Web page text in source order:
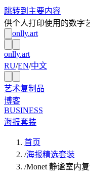
跳转到主要内容
供个人打印使用的数字
onlly.art
onlly.art
RU/EN/中文
艺术复制品
博客
BUSINESS
海报套装
首页
/海报精选套装
/Monet 静谧室内